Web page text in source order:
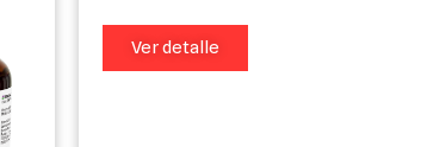
Ver detalle